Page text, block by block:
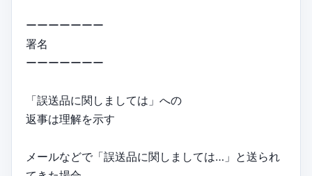
ーーーーーーー
署名
ーーーーーーー
「誤送品に関しましては」への
返事は理解を示す
メールなどで「誤送品に関しましては…」と送られ